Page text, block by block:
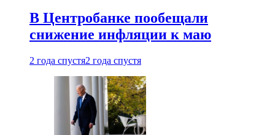
В Центробанке пообещали
снижение инфляции к маю
2 года спустя2 года спустя